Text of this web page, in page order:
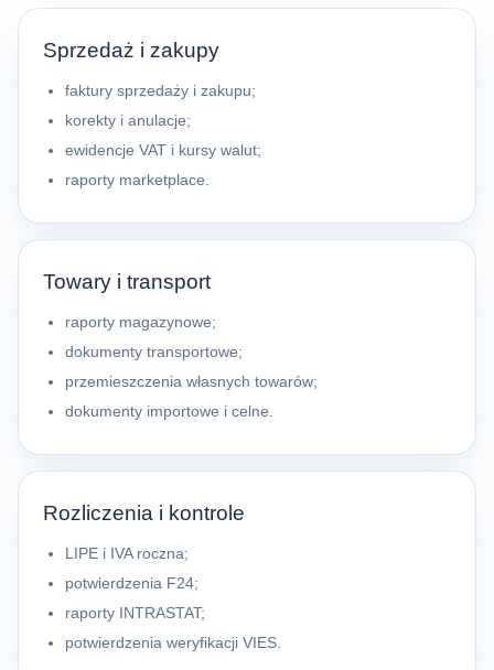
Sprzedaż i zakupy
faktury sprzedaży i zakupu;
korekty i anulacje;
ewidencje VAT i kursy walut;
raporty marketplace.
Towary i transport
raporty magazynowe;
dokumenty transportowe;
przemieszczenia własnych towarów;
dokumenty importowe i celne.
Rozliczenia i kontrole
LIPE i IVA roczna;
potwierdzenia F24;
raporty INTRASTAT;
potwierdzenia weryfikacji VIES.